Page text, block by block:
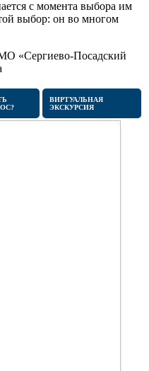
с момента выбора им
выбор: он во многом
«Сергиево-Посадский
ВИРТУАЛЬНАЯ
ЭКСКУРСИЯ